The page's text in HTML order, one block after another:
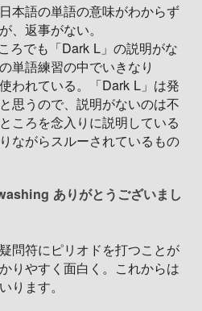
本語の単語の意味がわからず
、返事がない。
ろでも「Dark L」の説明がな
単語練習の中でいきなり
われている。「Dark L」は発
思うので、説明がないのは不
ころを念入りに説明している
ながらスルーされているもの
ありがとうございまし
問符にピリオドを打つことが
りやすく面白く。これからは
ります。